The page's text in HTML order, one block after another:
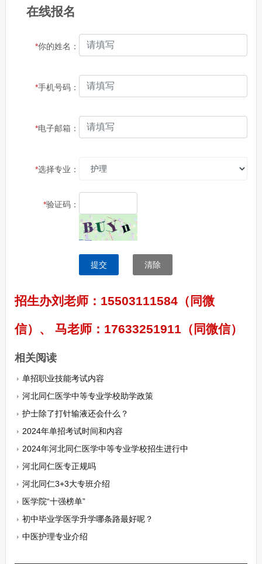
在线报名
*你的姓名：
*手机号码：
*电子邮箱：
*选择专业：
*验证码：
提交 清除
招生办刘老师：15503111584（同微
信）、 马老师：17633251911（同微信）
相关阅读
单招职业技能考试内容
河北同仁医学中等专业学校助学政策
护士除了打针输液还会什么？
2024年单招考试时间和内容
2024年河北同仁医学中等专业学校招生进行中
河北同仁医专正规吗
河北同仁3+3大专班介绍
医学院“十强榜单”
初中毕业学医学升学哪条路最好呢？
中医护理专业介绍